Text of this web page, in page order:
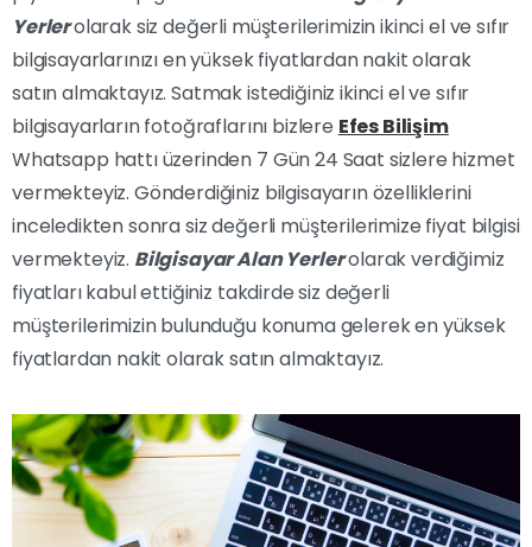
Yerlerolarak siz değerli müşterilerimizin ikinci el ve sıfır
bilgisayarlarınızı en yüksek fiyatlardan nakit olarak
satın almaktayız. Satmak istediğiniz ikinci el ve sıfır
bilgisayarların fotoğraflarını bizlere Efes Bilişim
Whatsapp hattı üzerinden 7 Gün 24 Saat sizlere hizmet
vermekteyiz. Gönderdiğiniz bilgisayarın özelliklerini
inceledikten sonra siz değerli müşterilerimize fiyat bilgisi
vermekteyiz. Bilgisayar Alan Yerlerolarak verdiğimiz
fiyatları kabul ettiğiniz takdirde siz değerli
müşterilerimizin bulunduğu konuma gelerek en yüksek
fiyatlardan nakit olarak satın almaktayız.